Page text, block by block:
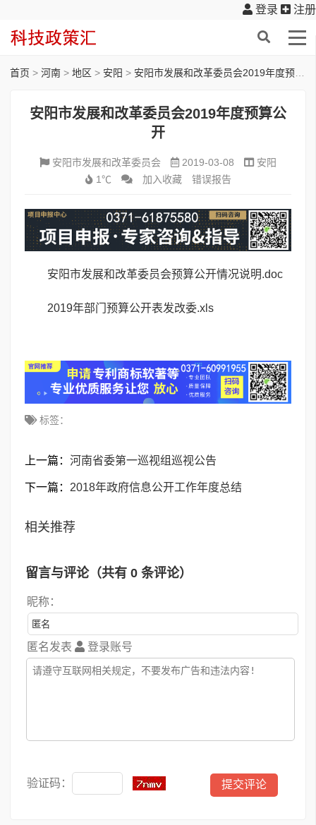
登录 注册
首页 > 河南 > 地区 > 安阳 > 安阳市发展和改革委员会2019年度预算公开
安阳市发展和改革委员会2019年度预算公
开
安阳市发展和改革委员会 2019-03-08
安阳
1℃
加入收藏 错误报告
安阳市发展和改革委员会预算公开情况说明.doc
2019年部门预算公开表发改委.xls
标签：
上一篇： 河南省委第一巡视组巡视公告
下一篇： 2018年政府信息公开工作年度总结
相关推荐
留言与评论（共有 0 条评论）
昵称：
匿名发表 登录账号
验证码：